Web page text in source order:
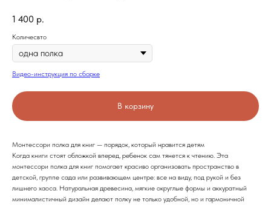
1 400 р.
Количесвто
Видео-инструкция по сборке
В корзину
Монтессори полка для книг — порядок, который нравится детям
Когда книги стоят обложкой вперед, ребенок сам тянется к чтению. Эта
монтессори полка для книг помогает красиво организовать пространство в
детской, группе сада или развивающем центре: все на виду, под рукой и без
лишнего хаоса. Натуральная древесина, мягкие округлые формы и аккуратный
минималистичный дизайн делают полку не только удобной, но и гармоничной